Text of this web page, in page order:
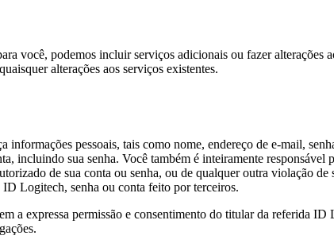
você, podemos incluir serviços adicionais ou fazer alterações
alterações aos serviços existentes.
informações pessoais, tais como nome, endereço de e-mail,
incluindo sua senha. Você também é inteiramente
de sua conta ou senha, ou de qualquer outra violação de
Logitech, senha ou conta feito por terceiros.
a expressa permissão e consentimento do titular da referida